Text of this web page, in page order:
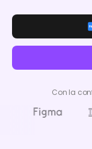
mockup
Con la